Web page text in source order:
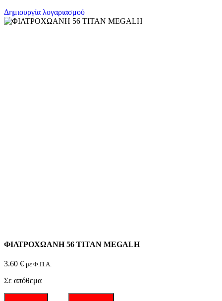
Δημιουργία λογαριασμού
ΦΙΛΤΡΟΧΩΑΝΗ 56 TITAN MEGALH
3.60 € με Φ.Π.Α.
Σε απόθεμα